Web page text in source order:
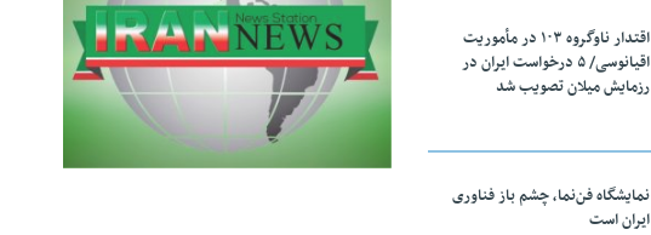
اقتدار ناوگروه ۱۰۳ در مأموریت‌
اقیانوسی/ ۵ درخواست ایران در
رزمایش میلان تصویب شد
نمایشگاه فن‌نما، چشم باز فناوری
ایران است